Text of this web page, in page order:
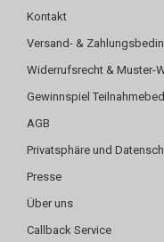
Kontakt
Versand- &
Widerrufsrecht & Muster-
Gewinnspiel
AGB
Privatsphäre und
Presse
Über uns
Callback Service